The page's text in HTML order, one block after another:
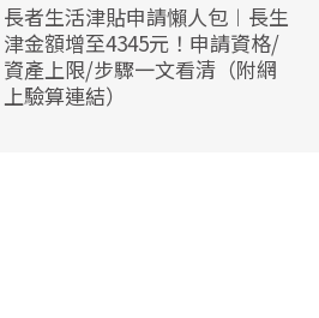
長者生活津貼申請懶人包︱長生
津金額增至4345元！申請資格/
資產上限/步驟一文看清（附網
上驗算連結）